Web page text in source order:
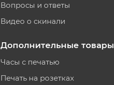
Вопросы и ответы
Видео о скинали
Дополнительные товары
Часы с печатью
Печать на розетках